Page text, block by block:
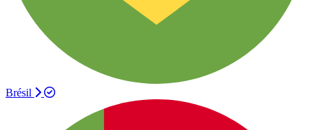
Brésil